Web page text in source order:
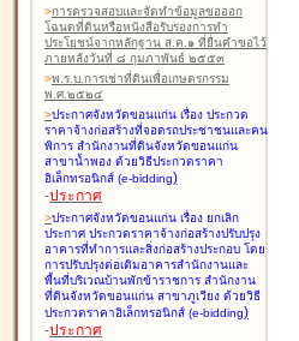
>การตรวจสอบและจัดทำข้อมูลขอออก
โฉนดที่ดินหรือหนังสือรับรองการทำ
ประโยชน์จากหลักฐาน ส.ค.๑ ที่ยื่นคำขอไว้
ภายหลังวันที่ ๘ กุมภาพันธ์ ๒๕๕๓
>พ.ร.บ.การเช่าที่ดินเพื่อเกษตรกรรม
พ.ศ.๒๕๒๔
>ประกาศจังหวัดขอนแก่น เรื่อง ประกวด
ราคาจ้างก่อสร้างที่จอดรถประชาชนและคน
พิการ สำนักงานที่ดินจังหวัดขอนแก่น
สาขาน้ำพอง ด้วยวิธีประกวดราคา
อิเล็กทรอนิกส์ (e-bidding)
-ประกาศ
>ประกาศจังหวัดขอนแก่น เรื่อง ยกเลิก
ประกาศ ประกวดราคาจ้างก่อสร้างปรับปรุง
อาคารที่ทำการและสิ่งก่อสร้างประกอบ โดย
การปรับปรุงต่อเติมอาคารสำนักงานและ
พื้นที่บริเวณบ้านพักข้าราชการ สำนักงาน
ที่ดินจังหวัดขอนแก่น สาขาภูเวียง ด้วยวิธี
ประกวดราคาอิเล็กทรอนิกส์ (e-bidding)
-ประกาศ